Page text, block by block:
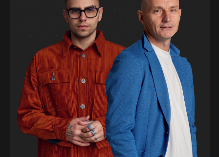
Число Ума, Действия,
Реализации, Итога
Циклы развития энергии
Расчет совместимости:
В паре и в группе
Энергия нуля
Базовый разбор матрицы
И все линии в матрице
Личный год
Энергия имени и названий